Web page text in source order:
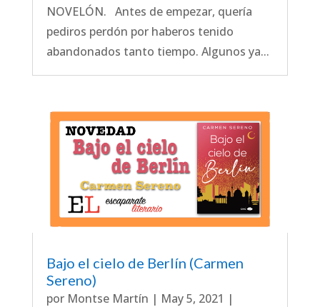
NOVELÓN. Antes de empezar, quería
pediros perdón por haberos tenido
abandonados tanto tiempo. Algunos ya...
Bajo el cielo de Berlín (Carmen
Sereno)
por Montse Martín | May 5, 2021 |